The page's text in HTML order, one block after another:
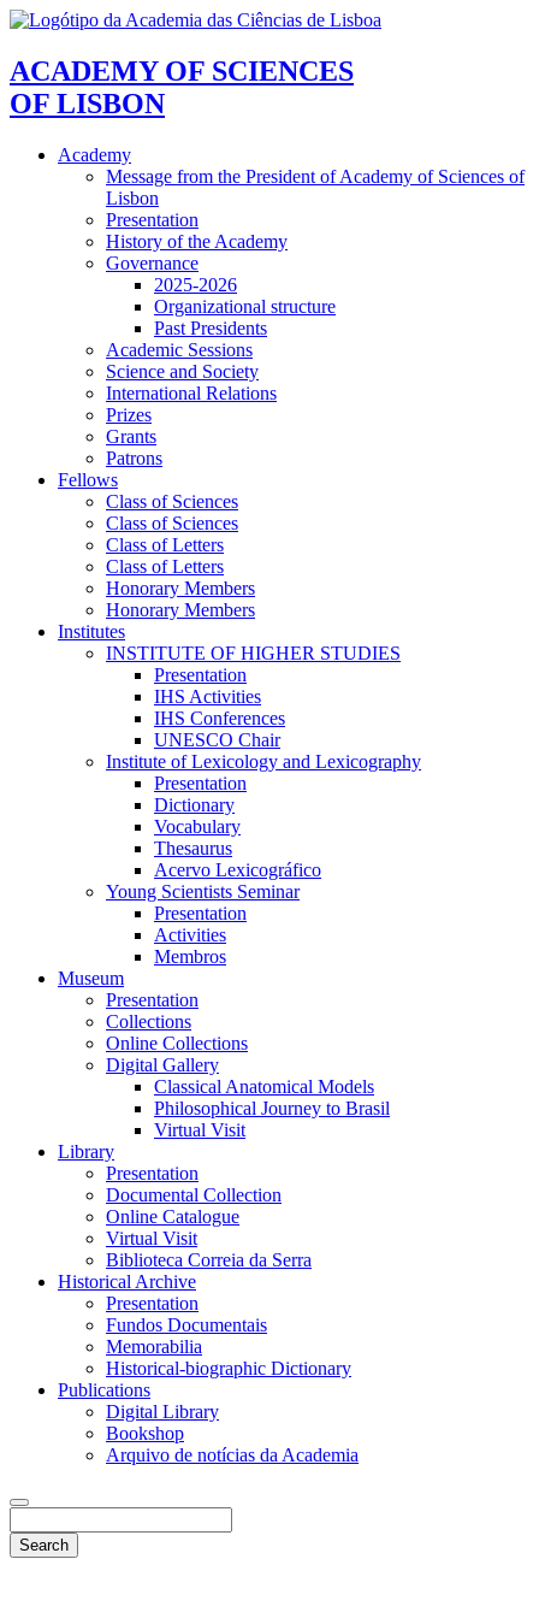
ACADEMY OF SCIENCES
OF LISBON
Academy
Message from the President of Academy of Sciences of
Lisbon
Presentation
History of the Academy
Governance
2025-2026
Organizational structure
Past Presidents
Academic Sessions
Science and Society
International Relations
Prizes
Grants
Patrons
Fellows
Class of Sciences
Class of Sciences
Class of Letters
Class of Letters
Honorary Members
Honorary Members
Institutes
INSTITUTE OF HIGHER STUDIES
Presentation
IHS Activities
IHS Conferences
UNESCO Chair
Institute of Lexicology and Lexicography
Presentation
Dictionary
Vocabulary
Thesaurus
Acervo Lexicográfico
Young Scientists Seminar
Presentation
Activities
Membros
Museum
Presentation
Collections
Online Collections
Digital Gallery
Classical Anatomical Models
Philosophical Journey to Brasil
Virtual Visit
Library
Presentation
Documental Collection
Online Catalogue
Virtual Visit
Biblioteca Correia da Serra
Historical Archive
Presentation
Fundos Documentais
Memorabilia
Historical-biographic Dictionary
Publications
Digital Library
Bookshop
Arquivo de notícias da Academia